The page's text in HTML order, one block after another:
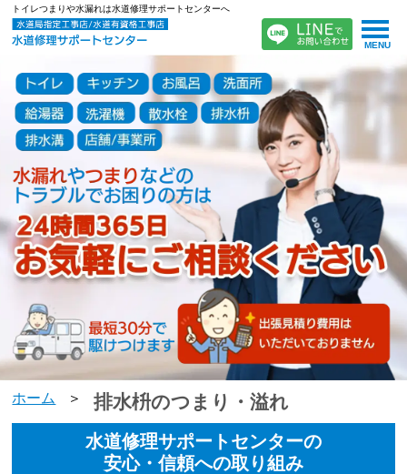
トイレつまりや水漏れは水道修理サポートセンターへ
MENU
ホーム 排水枡のつまり・溢れ
水道修理サポートセンターの
安心・信頼への取り組み